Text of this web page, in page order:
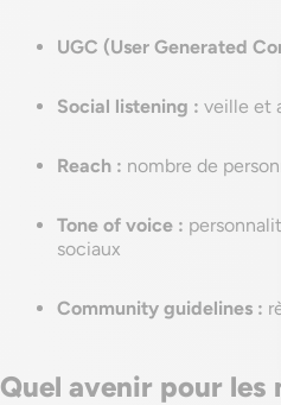
UGC (User Generated
Social listening : veille et
Reach : nombre de
Tone of voice :
sociaux
Community guidelines :
Quel avenir pour les